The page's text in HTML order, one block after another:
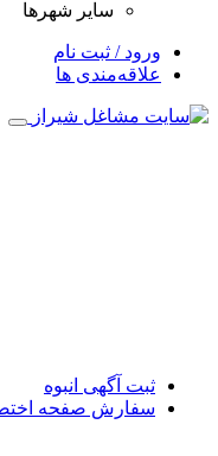
سایر شهرها
ورود / ثبت نام
علاقه‌مندی ها
ثبت آگهی انبوه
سفارش صفحه